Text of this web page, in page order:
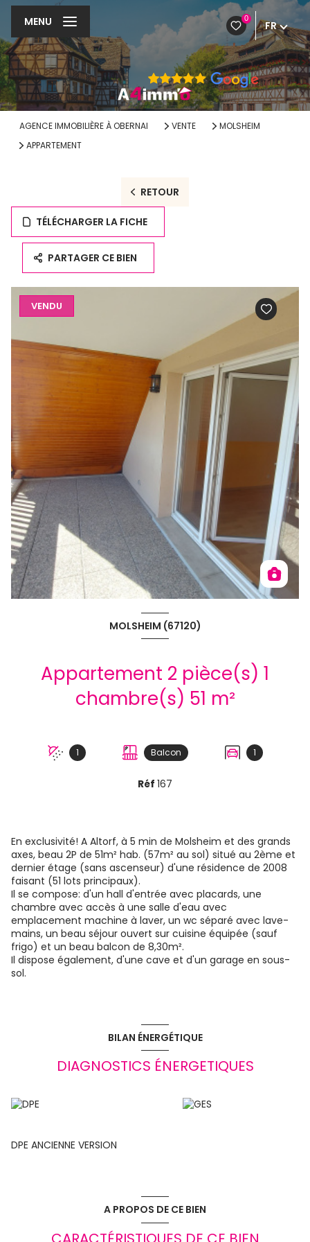
0
FR
MENU
AGENCE IMMOBILIÈRE À OBERNAI VENTE
MOLSHEIM
APPARTEMENT
RETOUR
TÉLÉCHARGER LA FICHE
PARTAGER CE BIEN
VENDU
MOLSHEIM (67120)
Appartement 2 pièce(s) 1
chambre(s) 51 m²
1 Balcon 1
Réf 167
En exclusivité! A Altorf, à 5 min de Molsheim et des grands
axes, beau 2P de 51m² hab. (57m² au sol) situé au 2ème et
dernier étage (sans ascenseur) d'une résidence de 2008
faisant (51 lots principaux).
Il se compose: d'un hall d'entrée avec placards, une
chambre avec accès à une salle d'eau avec
emplacement machine à laver, un wc séparé avec lave-
mains, un beau séjour ouvert sur cuisine équipée (sauf
frigo) et un beau balcon de 8,30m².
Il dispose également, d'une cave et d'un garage en sous-
sol.
BILAN ÉNERGÉTIQUE
DIAGNOSTICS ÉNERGETIQUES
DPE ANCIENNE VERSION
A PROPOS DE CE BIEN